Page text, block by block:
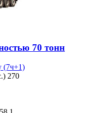
70 тонн
(7ч+1)
270